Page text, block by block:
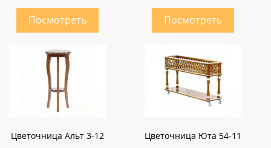
Цветочница Альт 3-12 Цветочница Юта 54-11